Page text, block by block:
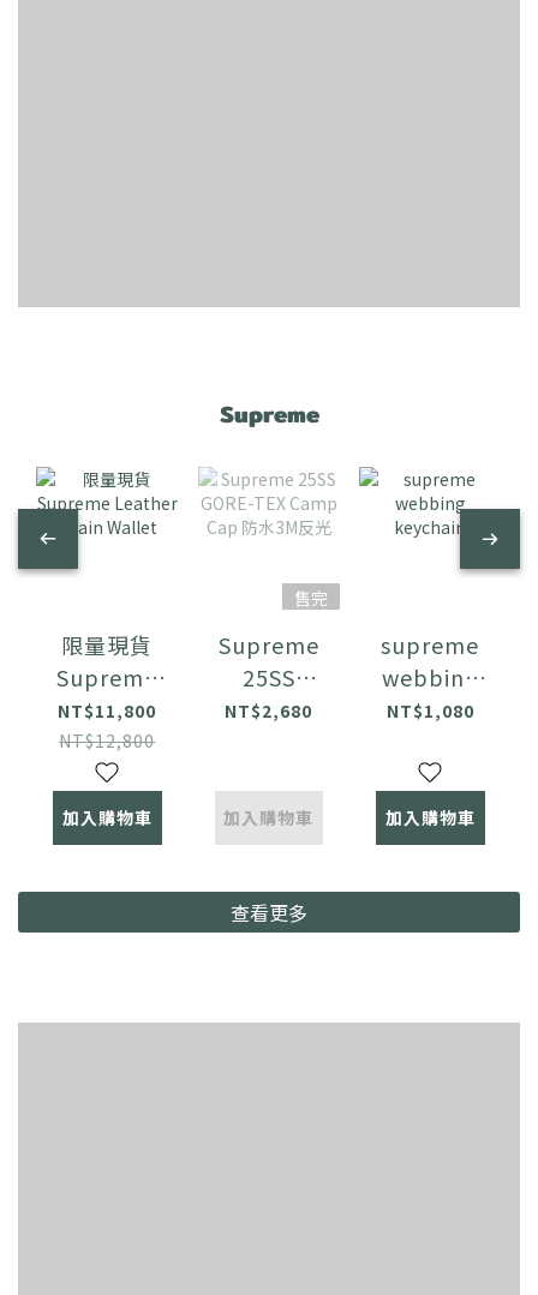
Supreme
限量現貨
Supreme
Leather
Chain
Wallet
NT$11,800
NT$12,800
加入購物車
售完
Supreme
25SS
GORE-TEX
光
NT$2,680
加入購物車
supreme
webbing
keychain
NT$1,080
加入購物車
查看更多